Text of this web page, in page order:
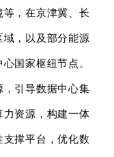
，在京津冀、长
，以及部分能源
国家枢纽节点。
引导数据中心集
资源，构建一体
撑平台，优化数